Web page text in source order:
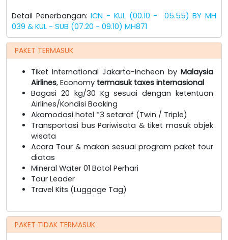
Detail Penerbangan:ICN - KUL (00.10 - 05.55) BY MH
039 & KUL - SUB (07.20 - 09.10) MH871
PAKET TERMASUK
Tiket International Jakarta-Incheon by Malaysia
Airlines, Economy termasuk taxes internasional
Bagasi 20 kg/30 Kg sesuai dengan ketentuan
Airlines/Kondisi Booking
Akomodasi hotel *3 setaraf (Twin / Triple)
Transportasi bus Pariwisata & tiket masuk objek
wisata
Acara Tour & makan sesuai program paket tour
diatas
Mineral Water 01 Botol Perhari
Tour Leader
Travel Kits (Luggage Tag)
PAKET TIDAK TERMASUK